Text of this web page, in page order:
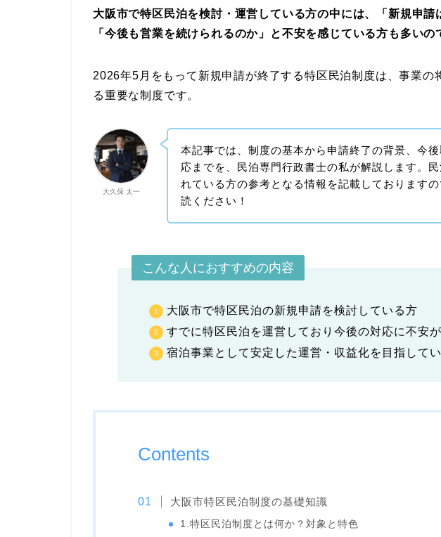
大阪市で特区民泊を検討・運営している方の中には、「新規申請
「今後も営業を続けられるのか」と不安を感じている方も多いの
2026年5月をもって新規申請が終了する特区民泊制度は、事業の
る重要な制度です。
大久保 太一
本記事では、制度の基本から申請終了の背景、今
応までを、民泊専門行政書士の私が解説します。民
れている方の参考となる情報を記載しております
読ください！
こんな人におすすめの内容
大阪市で特区民泊の新規申請を検討している方
すでに特区民泊を運営しており今後の対応に不安
宿泊事業として安定した運営・収益化を目指して
Contents
大阪市特区民泊制度の基礎知識
1.特区民泊制度とは何か？対象と特色